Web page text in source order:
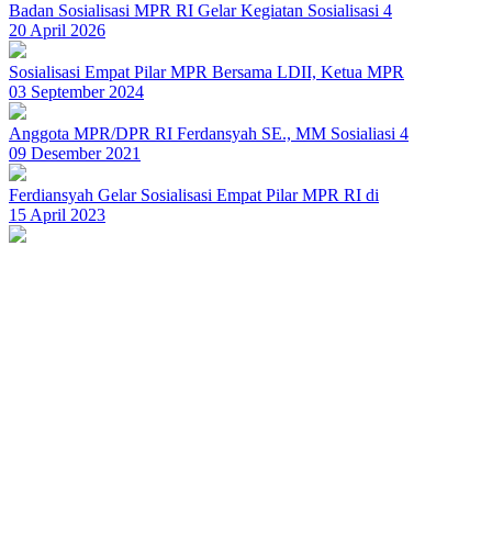
Badan Sosialisasi MPR RI Gelar Kegiatan Sosialisasi 4
20 April 2026
Sosialisasi Empat Pilar MPR Bersama LDII, Ketua MPR
03 September 2024
Anggota MPR/DPR RI Ferdansyah SE., MM Sosialiasi 4
09 Desember 2021
Ferdiansyah Gelar Sosialisasi Empat Pilar MPR RI di
15 April 2023